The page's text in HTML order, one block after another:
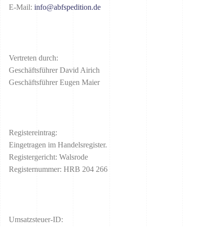
E-Mail: info@abfspedition.de
Vertreten durch:
Geschäftsführer David Airich
Geschäftsführer Eugen Maier
Registereintrag:
Eingetragen im Handelsregister.
Registergericht: Walsrode
Registernummer: HRB 204 266
Umsatzsteuer-ID: